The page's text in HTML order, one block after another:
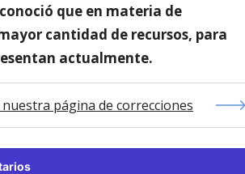
que en materia de
cantidad de recursos, para
actualmente.
nuestra página de correcciones